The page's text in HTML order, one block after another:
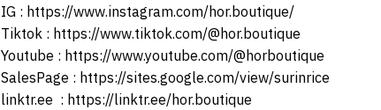
IG : https://www.instagram.com/hor.boutique/
Tiktok : https://www.tiktok.com/@hor.boutique
Youtube : https://www.youtube.com/@horboutique
SalesPage : https://sites.google.com/view/surinrice
linktr.ee : https://linktr.ee/hor.boutique